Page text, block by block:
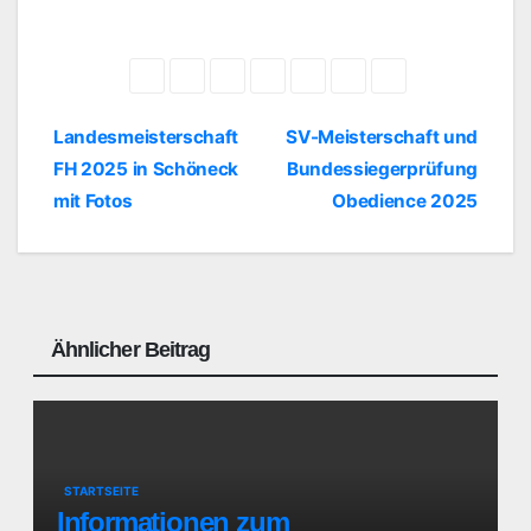
BeitragsnavigationSV-Meisterschaft und
Bundessiegerprüfung
Obedience 2025
Landesmeisterschaft
FH 2025 in Schöneck
mit Fotos
Ähnlicher Beitrag
STARTSEITE
Informationen zum